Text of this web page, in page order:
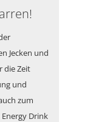
Jecken und
die Zeit
und
zum
Drink